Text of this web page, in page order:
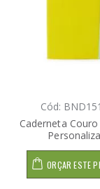
Cód:
Caderneta
ORÇAR ESTE